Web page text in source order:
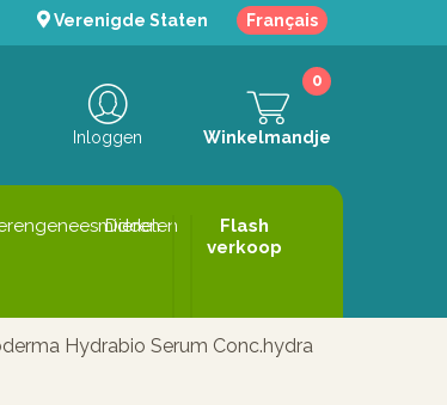
Verenigde Staten Français
Inloggen Winkelmandje
0
Dieren
Flash
verkoop
Hydrabio Serum Conc.hydra